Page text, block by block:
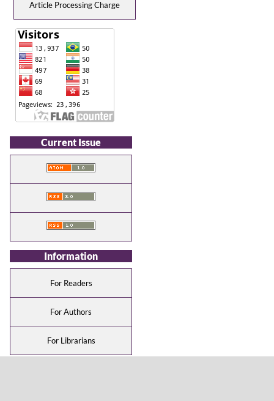
Article Processing Charge
Current Issue
Information
For Readers
For Authors
For Librarians